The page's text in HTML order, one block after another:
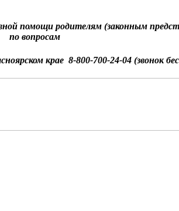
помощи родителям (законным
по вопросам
крае 8-800-700-24-04 (звонок